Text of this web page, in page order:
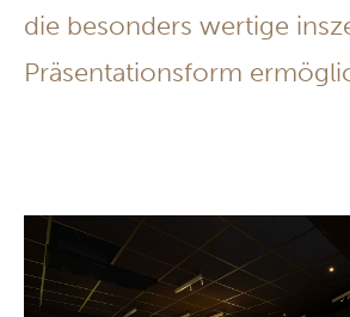
die besonders wertige
Präsentationsform